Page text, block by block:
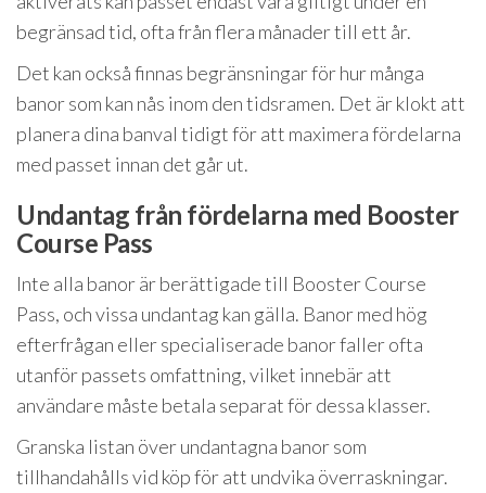
begränsad tid, ofta från flera månader till ett år.
Det kan också finnas begränsningar för hur många
banor som kan nås inom den tidsramen. Det är klokt att
planera dina banval tidigt för att maximera fördelarna
med passet innan det går ut.
Undantag från fördelarna med Booster
Course Pass
Inte alla banor är berättigade till Booster Course
Pass, och vissa undantag kan gälla. Banor med hög
efterfrågan eller specialiserade banor faller ofta
utanför passets omfattning, vilket innebär att
användare måste betala separat för dessa klasser.
Granska listan över undantagna banor som
tillhandahålls vid köp för att undvika överraskningar.